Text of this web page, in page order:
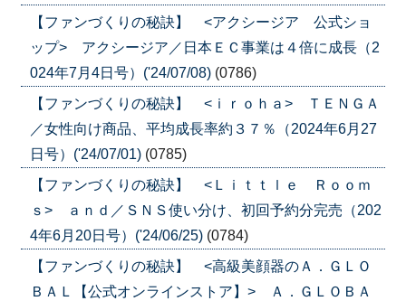
【ファンづくりの秘訣】 <アクシージア 公式ショ
ップ> アクシージア／日本ＥＣ事業は４倍に成長（2
024年7月4日号）('24/07/08) (0786)
【ファンづくりの秘訣】 <ｉｒｏｈａ> ＴＥＮＧＡ
／女性向け商品、平均成長率約３７％（2024年6月27
日号）('24/07/01) (0785)
【ファンづくりの秘訣】 <Ｌｉｔｔｌｅ Ｒｏｏｍ
ｓ> ａｎｄ／ＳＮＳ使い分け、初回予約分完売（202
4年6月20日号）('24/06/25) (0784)
【ファンづくりの秘訣】 <高級美顔器のＡ．ＧＬＯ
ＢＡＬ【公式オンラインストア】> Ａ．ＧＬＯＢＡ